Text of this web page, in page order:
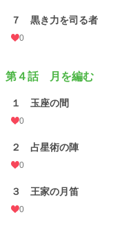
７ 黒き力を司る者
0
第４話 月を編む
１ 玉座の間
0
２ 占星術の陣
0
３ 王家の月笛
0